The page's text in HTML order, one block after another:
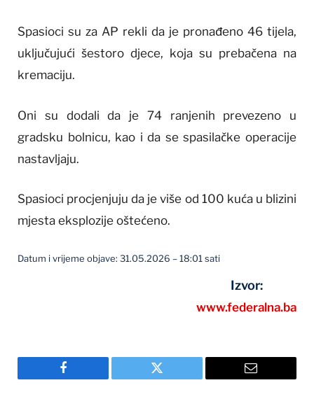
Spasioci su za AP rekli da je pronađeno 46 tijela,
uključujući šestoro djece, koja su prebačena na
kremaciju.
Oni su dodali da je 74 ranjenih prevezeno u
gradsku bolnicu, kao i da se spasilačke operacije
nastavljaju.
Spasioci procjenjuju da je više od 100 kuća u blizini
mjesta eksplozije oštećeno.
Datum i vrijeme objave: 31.05.2026 – 18:01 sati
Izvor:
www.federalna.ba
Facebook Twitter Email